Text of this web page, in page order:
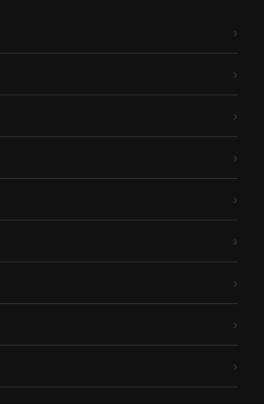
›
›
›
›
›
›
›
›
›